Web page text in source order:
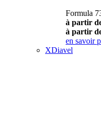
Formula
à partir
à partir
en savoir
XDiavel